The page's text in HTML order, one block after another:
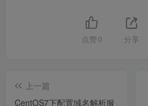
点赞 0 分享
上一篇
CentOS7下配置域名解析服